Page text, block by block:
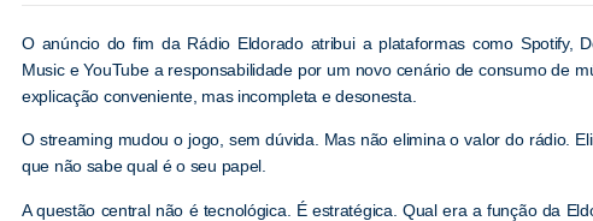
O anúncio do fim da Rádio Eldorado atribui a plataformas como Spotify,
Music e YouTube a responsabilidade por um novo cenário de consumo de
explicação conveniente, mas incompleta e desonesta.
O streaming mudou o jogo, sem dúvida. Mas não elimina o valor do rádio.
que não sabe qual é o seu papel.
A questão central não é tecnológica. É estratégica. Qual era a função da